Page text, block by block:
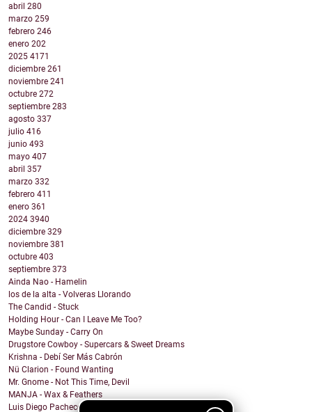
abril 280
marzo 259
febrero 246
enero 202
2025 4171
diciembre 261
noviembre 241
octubre 272
septiembre 283
agosto 337
julio 416
junio 493
mayo 407
abril 357
marzo 332
febrero 411
enero 361
2024 3940
diciembre 329
noviembre 381
octubre 403
septiembre 373
Ainda Nao - Hamelin
los de la alta - Volveras Llorando
The Candid - Stuck
Holding Hour - Can I Leave Me Too?
Maybe Sunday - Carry On
Drugstore Cowboy - Supercars & Sweet Dreams
Krishna - Debí Ser Más Cabrón
Nü Clarion - Found Wanting
Mr. Gnome - Not This Time, Devil
MANJA - Wax & Feathers
Luis Diego Pacheco - Magic Girl